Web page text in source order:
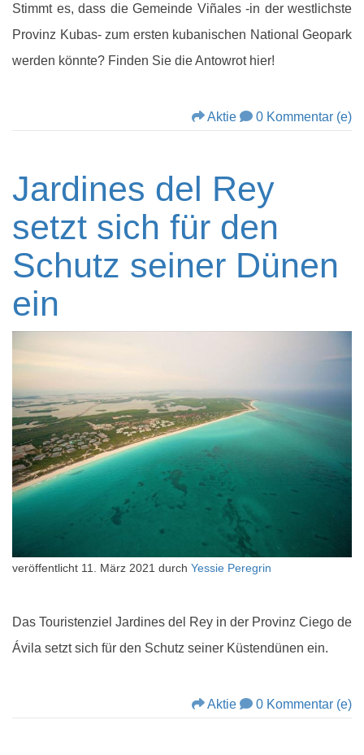
Stimmt es, dass die Gemeinde Viñales -in der westlichste
Provinz Kubas- zum ersten kubanischen National Geopark
werden könnte? Finden Sie die Antowrot hier!
Aktie 0 Kommentar (e)
Jardines del Rey
setzt sich für den
Schutz seiner Dünen
ein
veröffentlicht 11. März 2021 durch Yessie Peregrin
Das Touristenziel Jardines del Rey in der Provinz Ciego de
Ávila setzt sich für den Schutz seiner Küstendünen ein.
Aktie 0 Kommentar (e)